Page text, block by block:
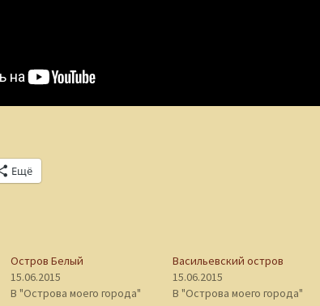
Ещё
Остров Белый
15.06.2015
В "Острова моего города"
Васильевский остров
15.06.2015
В "Острова моего города"